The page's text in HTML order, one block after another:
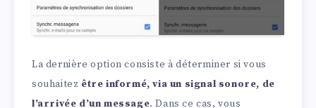
La dernière option consiste à déterminer si vous
souhaitez être informé, via un signal sonore, de
l’arrivée d’un message. Dans ce cas, vous